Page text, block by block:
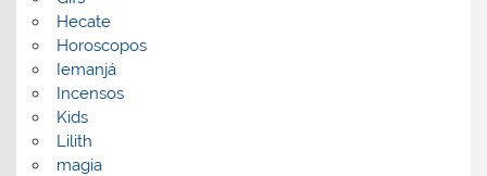
Hecate
Horoscopos
Iemanjá
Incensos
Kids
Lilith
magia